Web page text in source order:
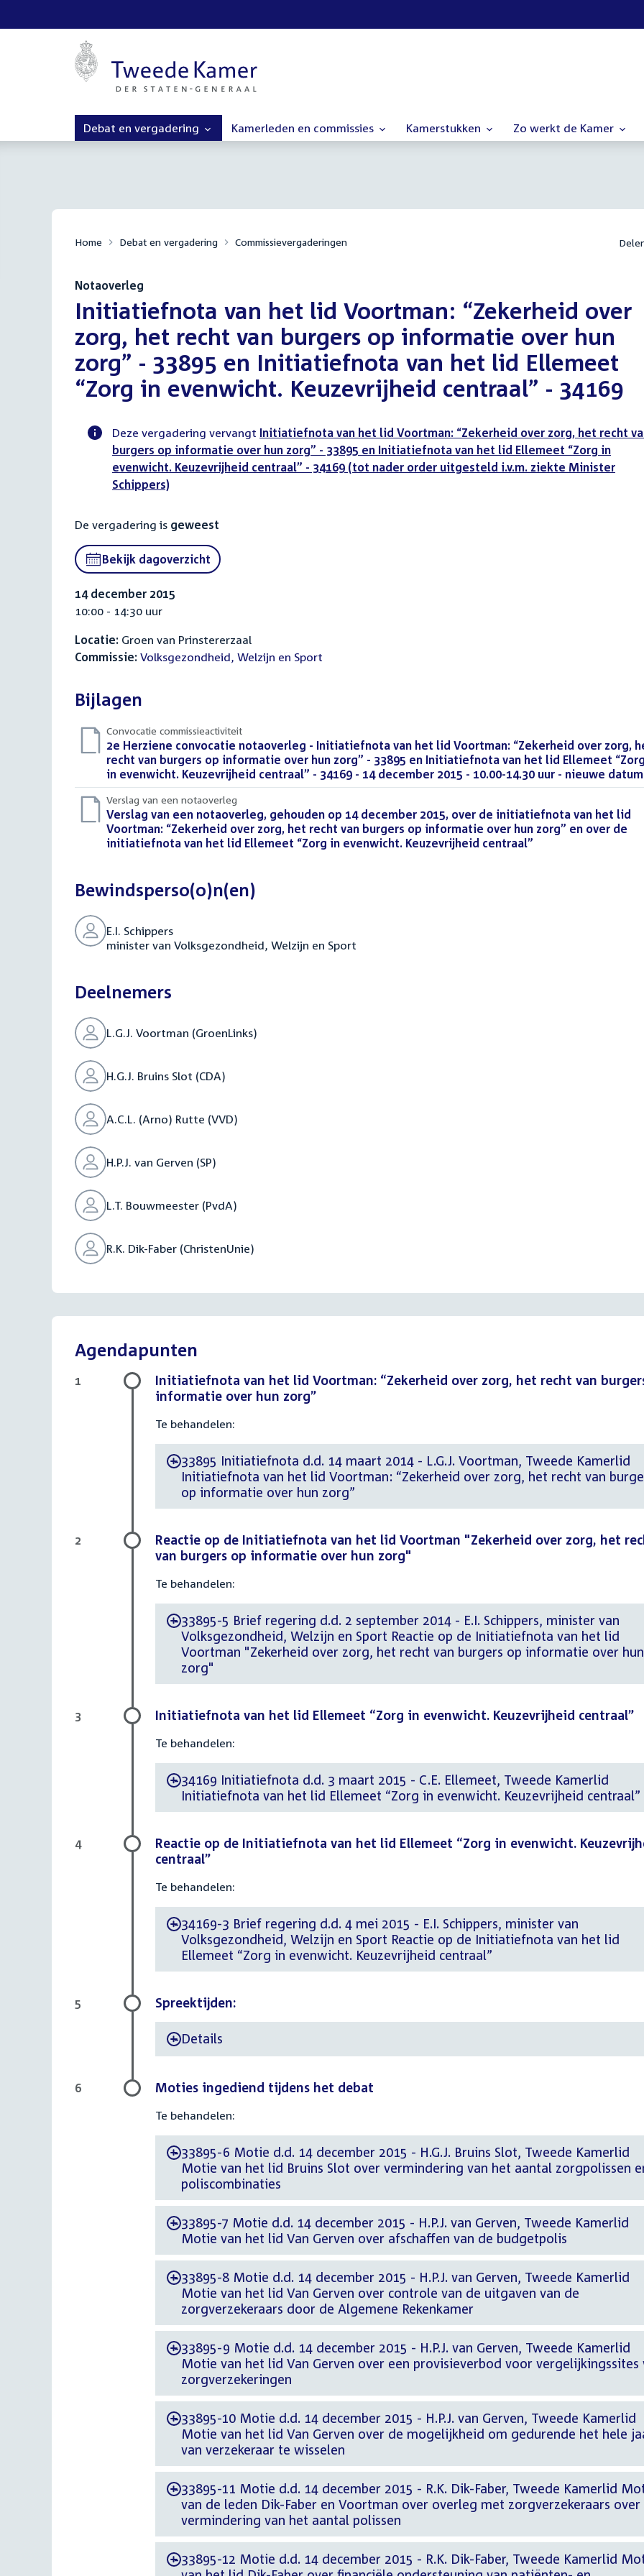
Debat en vergadering Kamerleden en commissies Kamerstukken Zo werkt de Kamer
Home Debat en vergadering Commissievergaderingen
Notaoverleg
:Initiatiefnota van het lid Voortman: “Zekerheid over
zorg, het recht van burgers op informatie over hun
zorg” - 33895 en Initiatiefnota van het lid Ellemeet
“Zorg in evenwicht. Keuzevrijheid centraal” - 34169
Voortgangsstatus
commissie
Deze vergadering vervangt Initiatiefnota van het lid Voortman: “Zekerheid over zorg, het recht
burgers op informatie over hun zorg” - 33895 en Initiatiefnota van het lid Ellemeet “Zorg in
evenwicht. Keuzevrijheid centraal” - 34169 (tot nader order uitgesteld i.v.m. ziekte Minister
Schippers)
De vergadering is geweest
Bekijk dagoverzicht
14 december 2015
10:00 - 14:30 uur
Locatie: Groen van Prinstererzaal
Commissie: Volksgezondheid, Welzijn en Sport
Bijlagen
Convocatie commissieactiviteit
Download
bestand:
2e Herziene convocatie notaoverleg - Initiatiefnota van het lid Voortman: “Zekerheid over zorg,
recht van burgers op informatie over hun zorg” - 33895 en Initiatiefnota van het lid Ellemeet
in evenwicht. Keuzevrijheid centraal” - 34169 - 14 december 2015 - 10.00-14.30 uur - nieuwe datum
Verslag van een notaoverleg
Download
bestand:
Verslag van een notaoverleg, gehouden op 14 december 2015, over de initiatiefnota van het lid
Voortman: “Zekerheid over zorg, het recht van burgers op informatie over hun zorg” en over de
initiatiefnota van het lid Ellemeet “Zorg in evenwicht. Keuzevrijheid centraal”
Bewindsperso(o)n(en)
E.I. Schippers
minister van Volksgezondheid, Welzijn en Sport
Deelnemers
L.G.J. Voortman (GroenLinks)
H.G.J. Bruins Slot (CDA)
A.C.L. (Arno) Rutte (VVD)
H.P.J. van Gerven (SP)
L.T. Bouwmeester (PvdA)
R.K. Dik-Faber (ChristenUnie)
Agendapunten
Initiatiefnota van het lid Voortman: “Zekerheid over zorg, het recht van
informatie over hun zorg”
Te behandelen:
-33895 Initiatiefnota d.d. 14 maart 2014 - L.G.J. Voortman, Tweede Kamerlid
Initiatiefnota van het lid Voortman: “Zekerheid over zorg, het recht van
op informatie over hun zorg”
1
Reactie op de Initiatiefnota van het lid Voortman "Zekerheid over zorg, het
van burgers op informatie over hun zorg"
Te behandelen:
-33895-5 Brief regering d.d. 2 september 2014 - E.I. Schippers, minister van
Volksgezondheid, Welzijn en Sport Reactie op de Initiatiefnota van het lid
Voortman "Zekerheid over zorg, het recht van burgers op informatie over hun
zorg"
2
Initiatiefnota van het lid Ellemeet “Zorg in evenwicht. Keuzevrijheid centraal”
Te behandelen:
-34169 Initiatiefnota d.d. 3 maart 2015 - C.E. Ellemeet, Tweede Kamerlid
Initiatiefnota van het lid Ellemeet “Zorg in evenwicht. Keuzevrijheid centraal”
3
Reactie op de Initiatiefnota van het lid Ellemeet “Zorg in evenwicht.
centraal”
Te behandelen:
-34169-3 Brief regering d.d. 4 mei 2015 - E.I. Schippers, minister van
Volksgezondheid, Welzijn en Sport Reactie op de Initiatiefnota van het lid
Ellemeet “Zorg in evenwicht. Keuzevrijheid centraal”
4
Spreektijden:
- Details
5
Moties ingediend tijdens het debat
Te behandelen:
-33895-6 Motie d.d. 14 december 2015 - H.G.J. Bruins Slot, Tweede Kamerlid
Motie van het lid Bruins Slot over vermindering van het aantal zorgpolissen
poliscombinaties
-33895-7 Motie d.d. 14 december 2015 - H.P.J. van Gerven, Tweede Kamerlid
Motie van het lid Van Gerven over afschaffen van de budgetpolis
-33895-8 Motie d.d. 14 december 2015 - H.P.J. van Gerven, Tweede Kamerlid
Motie van het lid Van Gerven over controle van de uitgaven van de
zorgverzekeraars door de Algemene Rekenkamer
-33895-9 Motie d.d. 14 december 2015 - H.P.J. van Gerven, Tweede Kamerlid
Motie van het lid Van Gerven over een provisieverbod voor vergelijkingssites
zorgverzekeringen
-33895-10 Motie d.d. 14 december 2015 - H.P.J. van Gerven, Tweede Kamerlid
Motie van het lid Van Gerven over de mogelijkheid om gedurende het hele
van verzekeraar te wisselen
-33895-11 Motie d.d. 14 december 2015 - R.K. Dik-Faber, Tweede Kamerlid
van de leden Dik-Faber en Voortman over overleg met zorgverzekeraars over
vermindering van het aantal polissen
-33895-12 Motie d.d. 14 december 2015 - R.K. Dik-Faber, Tweede Kamerlid
6